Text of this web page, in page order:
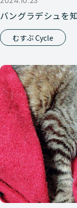
バングラデシュを
むすぶ Cycle